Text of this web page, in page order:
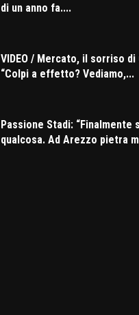
di un anno fa....
VIDEO / Mercato, il sorriso
“Colpi a effetto? Vediamo,...
Passione Stadi: “Finalmente
qualcosa. Ad Arezzo pietra